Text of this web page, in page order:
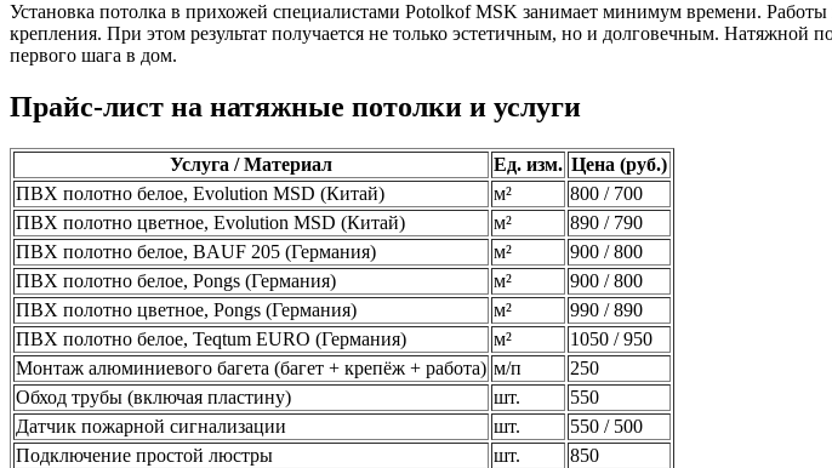
Установка потолка в прихожей специалистами Potolkof MSK занимает минимум времени.
крепления. При этом результат получается не только эстетичным, но и долговечным. Натяжной
первого шага в дом.
Прайс-лист на натяжные потолки и услуги
Услуга / Материал Ед. изм. Цена (руб.)
ПВХ полотно белое, Evolution MSD (Китай)
м²
800 / 700
ПВХ полотно цветное, Evolution MSD (Китай)
м²
890 / 790
ПВХ полотно белое, BAUF 205 (Германия)
м²
900 / 800
ПВХ полотно белое, Pongs (Германия)
м²
900 / 800
ПВХ полотно цветное, Pongs (Германия)
м²
990 / 890
ПВХ полотно белое, Teqtum EURO (Германия)
м²
1050 / 950
Монтаж алюминиевого багета (багет + крепёж + работа) м/п
250
Обход трубы (включая пластину)
шт.
550
Датчик пожарной сигнализации
шт.
550 / 500
Подключение простой люстры
шт.
850